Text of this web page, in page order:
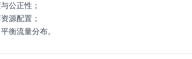
公正性；
源配置；
衡流量分布。